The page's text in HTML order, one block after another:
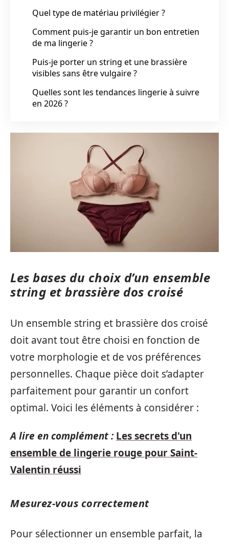
Quel type de matériau privilégier ?
Comment puis-je garantir un bon entretien
de ma lingerie ?
Puis-je porter un string et une brassière
visibles sans être vulgaire ?
Quelles sont les tendances lingerie à suivre
en 2026 ?
Les bases du choix d’un ensemble
string et brassière dos croisé
Un ensemble string et brassière dos croisé
doit avant tout être choisi en fonction de
votre morphologie et de vos préférences
personnelles. Chaque pièce doit s’adapter
parfaitement pour garantir un confort
optimal. Voici les éléments à considérer :
A lire en complément : Les secrets d'un
ensemble de lingerie rouge pour Saint-
Valentin réussi
Mesurez-vous correctement
Pour sélectionner un ensemble parfait, la